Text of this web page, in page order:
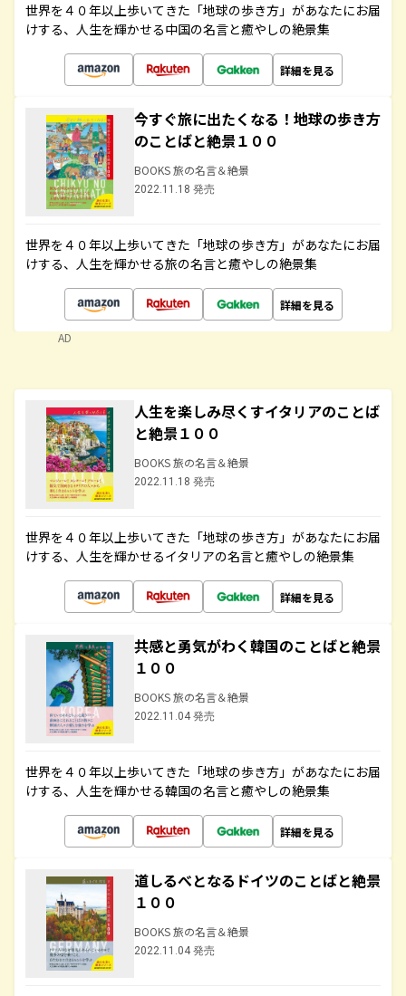
世界を４０年以上歩いてきた「地球の歩き方」があなたにお届
けする、人生を輝かせる中国の名言と癒やしの絶景集
詳細を見る
今すぐ旅に出たくなる！地球の歩き方
のことばと絶景１００
BOOKS 旅の名言＆絶景
2022.11.18 発売
世界を４０年以上歩いてきた「地球の歩き方」があなたにお届
けする、人生を輝かせる旅の名言と癒やしの絶景集
詳細を見る
AD
人生を楽しみ尽くすイタリアのことば
と絶景１００
BOOKS 旅の名言＆絶景
2022.11.18 発売
世界を４０年以上歩いてきた「地球の歩き方」があなたにお届
けする、人生を輝かせるイタリアの名言と癒やしの絶景集
詳細を見る
共感と勇気がわく韓国のことばと絶景
１００
BOOKS 旅の名言＆絶景
2022.11.04 発売
世界を４０年以上歩いてきた「地球の歩き方」があなたにお届
けする、人生を輝かせる韓国の名言と癒やしの絶景集
詳細を見る
道しるべとなるドイツのことばと絶景
１００
BOOKS 旅の名言＆絶景
2022.11.04 発売